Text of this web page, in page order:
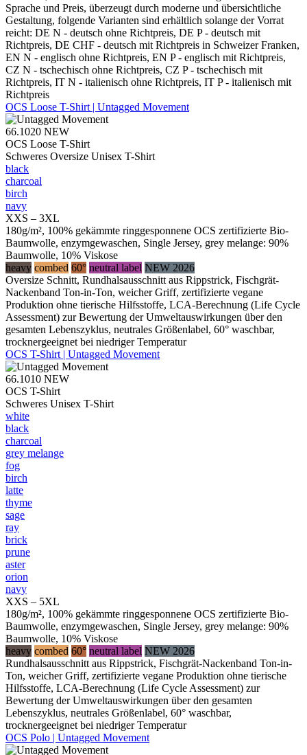
Sprache und Preis, überzeugt durch moderne und übersichtliche
Gestaltung, folgende Varianten sind erhältlich solange der Vorrat
reicht: DE N - deutsch ohne Richtpreis, DE P - deutsch mit
Richtpreis, DE CHF - deutsch mit Richtpreis in Schweizer Franken,
EN N - englisch ohne Richtpreis, EN P - englisch mit Richtpreis,
CZ N - tschechisch ohne Richtpreis, CZ P - tschechisch mit
Richtpreis, IT N - italienisch ohne Richtpreis, IT P - italienisch mit
Richtpreis
OCS Loose T-Shirt | Untagged Movement
66.1020 NEW
OCS Loose T-Shirt
Schweres Oversize Unisex T-Shirt
black
charcoal
birch
navy
XXS – 3XL
180g/m², 100% gekämmte ringgesponnene OCS zertifizierte Bio-
Baumwolle, enzymgewaschen, Single Jersey, grey melange: 90%
Baumwolle, 10% Viskose
heavy combed 60° neutral label NEW 2026
Oversize Schnitt, Rundhalsausschnitt aus Rippstrick, Fischgrät-
Nackenband Ton-in-Ton, weicher Griff, zertifizierte vegane
Produktion ohne tierische Hilfsstoffe, LCA-Berechnung (Life Cycle
Assessment) zur Bewertung der Umweltauswirkungen über den
gesamten Lebenszyklus, neutrales Größenlabel, 60° waschbar,
trocknergeeignet bei niedriger Temperatur
OCS T-Shirt | Untagged Movement
66.1010 NEW
OCS T-Shirt
Schweres Unisex T-Shirt
white
black
charcoal
grey melange
fog
birch
latte
thyme
sage
ray
brick
prune
aster
orion
navy
XXS – 5XL
180g/m², 100% gekämmte ringgesponnene OCS zertifizierte Bio-
Baumwolle, enzymgewaschen, Single Jersey, grey melange: 90%
Baumwolle, 10% Viskose
heavy combed 60° neutral label NEW 2026
Rundhalsausschnitt aus Rippstrick, Fischgrät-Nackenband Ton-in-
Ton, weicher Griff, zertifizierte vegane Produktion ohne tierische
Hilfsstoffe, LCA-Berechnung (Life Cycle Assessment) zur
Bewertung der Umweltauswirkungen über den gesamten
Lebenszyklus, neutrales Größenlabel, 60° waschbar,
trocknergeeignet bei niedriger Temperatur
OCS Polo | Untagged Movement